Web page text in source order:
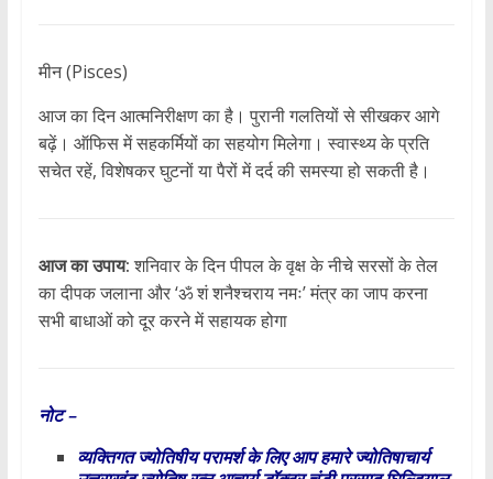
मीन (Pisces)
आज का दिन आत्मनिरीक्षण का है। पुरानी गलतियों से सीखकर आगे
बढ़ें। ऑफिस में सहकर्मियों का सहयोग मिलेगा। स्वास्थ्य के प्रति
सचेत रहें, विशेषकर घुटनों या पैरों में दर्द की समस्या हो सकती है।
आज का उपाय:शनिवार के दिन पीपल के वृक्ष के नीचे सरसों के तेल
का दीपक जलाना और ‘ॐ शं शनैश्चराय नमः’ मंत्र का जाप करना
सभी बाधाओं को दूर करने में सहायक होगा
नोट –
व्यक्तिगत ज्योतिषीय परामर्श के लिए आप हमारे ज्योतिषाचार्य